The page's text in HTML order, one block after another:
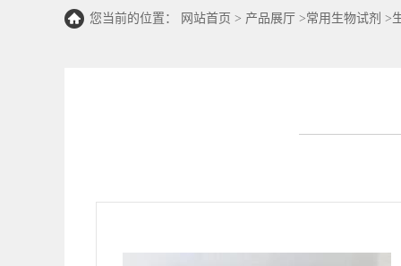
您当前的位置： 网站首页 > 产品展厅 >常用生物试剂 >